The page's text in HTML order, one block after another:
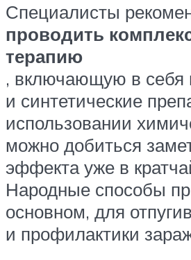
Специалисты
проводить
терапию
, включающую в себя
и синтетические
использовании
можно добиться
эффекта уже в
Народные способы
основном, для
и профилактики